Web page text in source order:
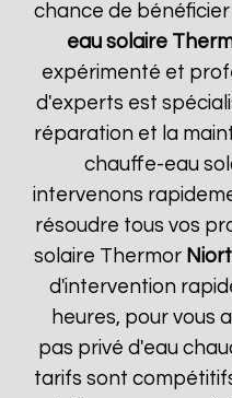
chance de
eau solaire
expérimenté et
d'experts est
réparation et la
chauffe-eau
intervenons
résoudre tous vos
solaire Thermor Niort
d'intervention
heures, pour vous
pas privé d'eau
tarifs sont